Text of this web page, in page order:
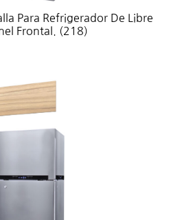
Para Refrigerador De Libre
Frontal. (218)